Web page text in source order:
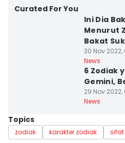
Curated For You
Ini Dia
Menurut
Bakat
30 Nov 2022,
News
6 Zodiak
Gemini,
29 Nov 2022,
News
Topics
zodiak karakter zodiak